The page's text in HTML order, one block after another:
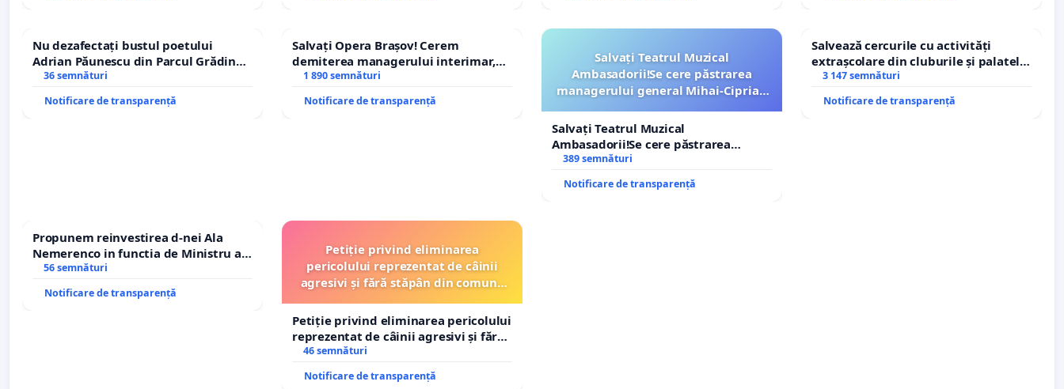
Nu dezafectați bustul poetului
Adrian Păunescu din Parcul Grădina
Icoanei! Stop cenzurii culturale!
36 semnături
Notificare de transparență
Salvați Opera Brașov! Cerem
demiterea managerului interimar,
Petrean Lucian-Marius!
1 890 semnături
Notificare de transparență
Salvați Teatrul Muzical
Ambasadorii!Se cere păstrarea
managerului general Mihai-Ciprian
Salvați Teatrul Muzical
Ambasadorii!Se cere păstrarea
managerului general Mihai-Ciprian
ROGOJAN
389 semnături
Notificare de transparență
Salvează cercurile cu activități
extrașcolare din cluburile și palatele
copiilor
3 147 semnături
Notificare de transparență
Propunem reinvestirea d-nei Ala
Nemerenco in functia de Ministru al
Sanatatii
56 semnături
Notificare de transparență
Petiție privind eliminarea
pericolului reprezentat de câinii
agresivi și fără stăpân din comuna
Petiție privind eliminarea pericolului
reprezentat de câinii agresivi și fără
stăpân din comuna Tunari
46 semnături
Notificare de transparență